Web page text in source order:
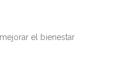
el bienestar